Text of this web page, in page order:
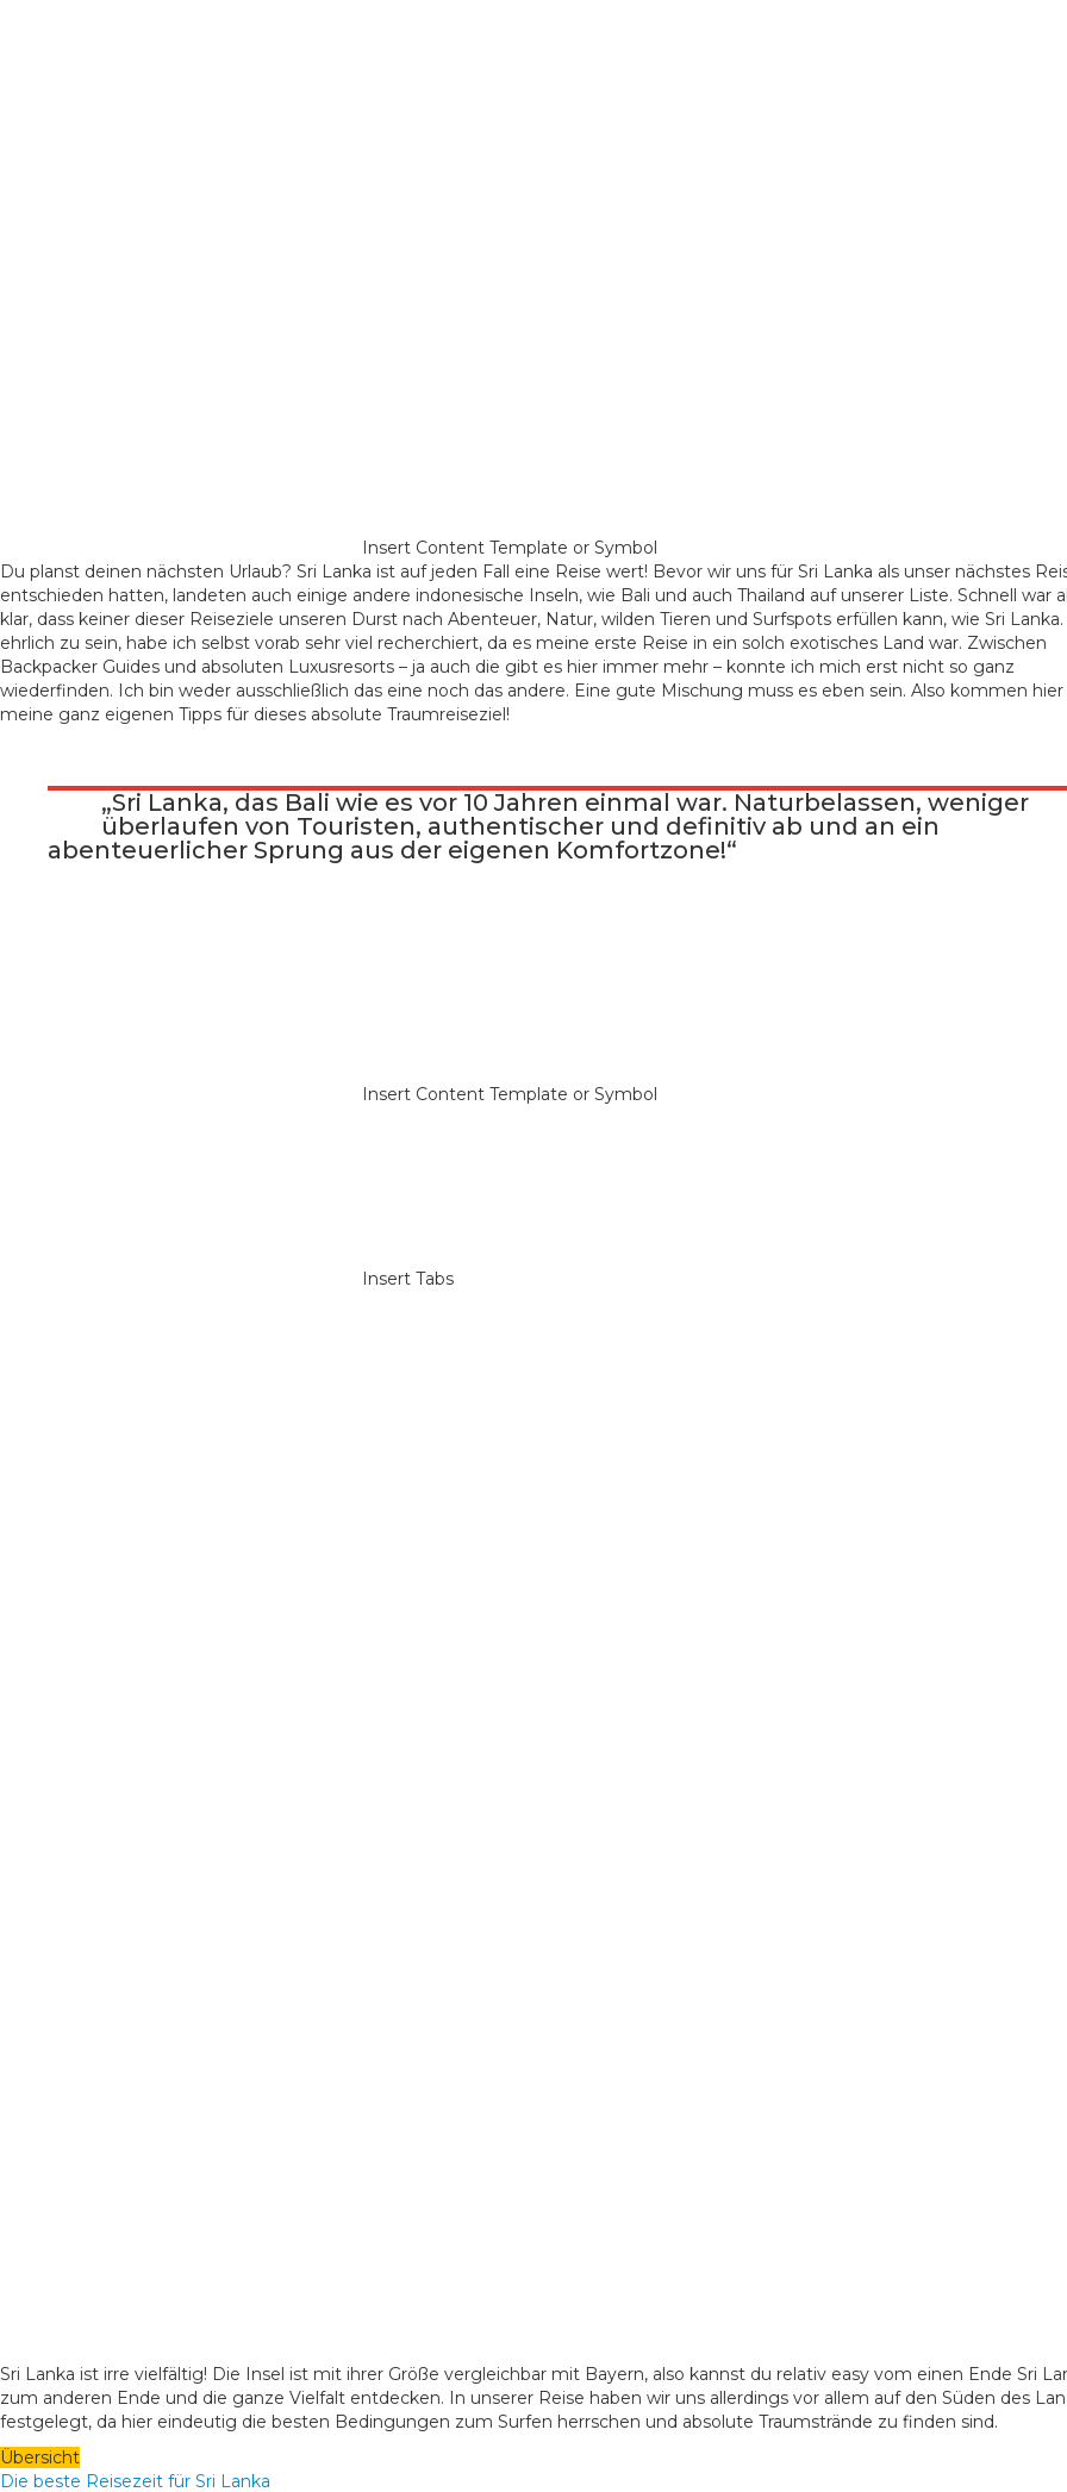
Insert Content Template or Symbol
Du planst deinen nächsten Urlaub? Sri Lanka ist auf jeden Fall eine Reise wert! Bevor wir uns für Sri Lanka als unser nächstes
entschieden hatten, landeten auch einige andere indonesische Inseln, wie Bali und auch Thailand auf unserer Liste. Schnell war
klar, dass keiner dieser Reiseziele unseren Durst nach Abenteuer, Natur, wilden Tieren und Surfspots erfüllen kann, wie Sri
ehrlich zu sein, habe ich selbst vorab sehr viel recherchiert, da es meine erste Reise in ein solch exotisches Land war. Zwischen
Backpacker Guides und absoluten Luxusresorts – ja auch die gibt es hier immer mehr – konnte ich mich erst nicht so ganz
wiederfinden. Ich bin weder ausschließlich das eine noch das andere. Eine gute Mischung muss es eben sein. Also kommen hier
meine ganz eigenen Tipps für dieses absolute Traumreiseziel!
„Sri Lanka, das Bali wie es vor 10 Jahren einmal war. Naturbelassen, weniger
überlaufen von Touristen, authentischer und definitiv ab und an ein
abenteuerlicher Sprung aus der eigenen Komfortzone!“
Insert Content Template or Symbol
Insert Tabs
Sri Lanka ist irre vielfältig! Die Insel ist mit ihrer Größe vergleichbar mit Bayern, also kannst du relativ easy vom einen Ende Sri
zum anderen Ende und die ganze Vielfalt entdecken. In unserer Reise haben wir uns allerdings vor allem auf den Süden des
festgelegt, da hier eindeutig die besten Bedingungen zum Surfen herrschen und absolute Traumstrände zu finden sind.
Übersicht
Die beste Reisezeit für Sri Lanka